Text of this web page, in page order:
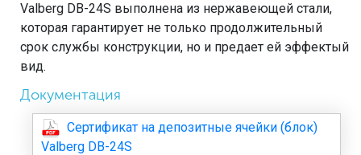
Valberg DB-24S выполнена из нержавеющей стали,
которая гарантирует не только продолжительный
срок службы конструкции, но и предает ей эффектый
вид.
Документация
Сертификат на депозитные ячейки (блок)
Valberg DB-24S